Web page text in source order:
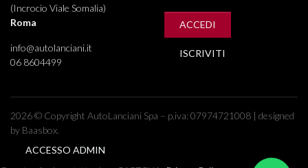
(Incrocio Viale Somalia)
Roma
info@autolanciani.it
06 8604499
ACCEDI
ISCRIVITI
2026 © Copyright AutoLanciani Spa – p.iva: 07974721008 | designed
by Baasbox.
ACCESSO ADMIN